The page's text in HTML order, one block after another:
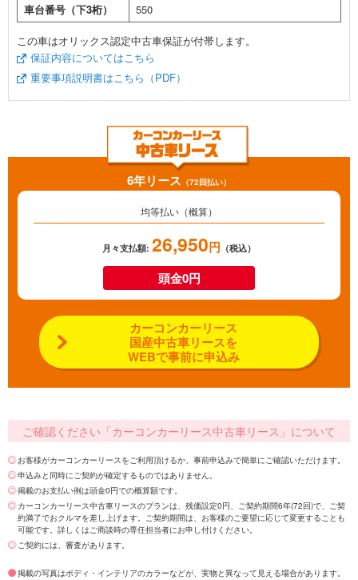
車台番号（下3桁）
550
この車はオリックス認定中古車保証が付帯します。
保証内容についてはこちら
重要事項説明書はこちら（PDF）
6年リース （72回払い）
均等払い（概算）
月々支払額: 26,950円 （税込）
頭金0円
カーコンカーリース
国産中古車リースを
WEBで事前に申込み
ご確認ください「カーコンカーリース中古車リース」について
お客様がカーコンカーリースをご利用頂けるか、事前申込みで簡単にご確認いただけます。
申込みと同時にご契約が確定するものではありません。
掲載のお支払い例は頭金0円での概算額です。
カーコンカーリース中古車リースのプランは、残価設定0円、ご契約期間6年(72回)で、ご契
約満了でおクルマを差し上げます。ご契約期間は、お客様のご要望に応じて変更することも
可能です。詳しくはご商談時の専任担当者にお申し付けください。
ご契約には、審査があります。
掲載の写真はボディ・インテリアのカラーなどが、実物と異なって見える場合があります。